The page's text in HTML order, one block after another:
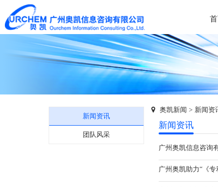
新闻资讯
团队风采
奥凯新闻 > 新闻资
新闻资讯
广州奥凯助力“《